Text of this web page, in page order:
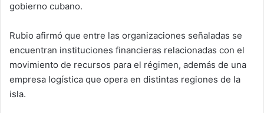
gobierno cubano.
Rubio afirmó que entre las organizaciones señaladas se
encuentran instituciones financieras relacionadas con el
movimiento de recursos para el régimen, además de una
empresa logística que opera en distintas regiones de la
isla.